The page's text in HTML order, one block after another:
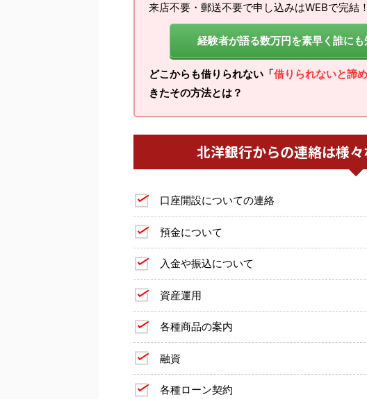
来店不要・郵送不要で申し込みはWEBで完結！
経験者が語る数万円を素早く誰に
どこからも借りられない「借りられないと諦
きたその方法とは？
北洋銀行からの連絡は様々
口座開設についての連絡
預金について
入金や振込について
資産運用
各種商品の案内
融資
各種ローン契約